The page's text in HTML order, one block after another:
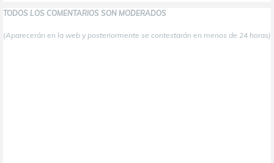
TODOS LOS COMENTARIOS SON MODERADOS
(Aparecerán en la web y posteriormente se contestarán en menos de 24 horas)